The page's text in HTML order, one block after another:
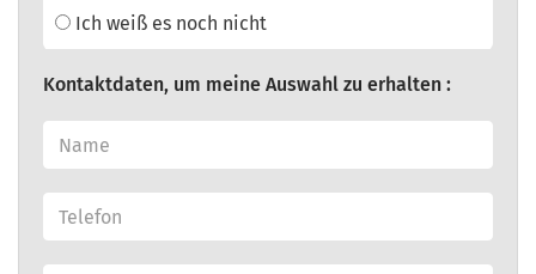
Ich weiß es noch nicht
Kontaktdaten, um meine Auswahl zu erhalten :